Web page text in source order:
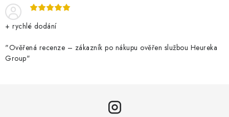
+ rychlé dodání
"Ověřená recenze – zákazník po nákupu ověřen službou Heureka
Group"